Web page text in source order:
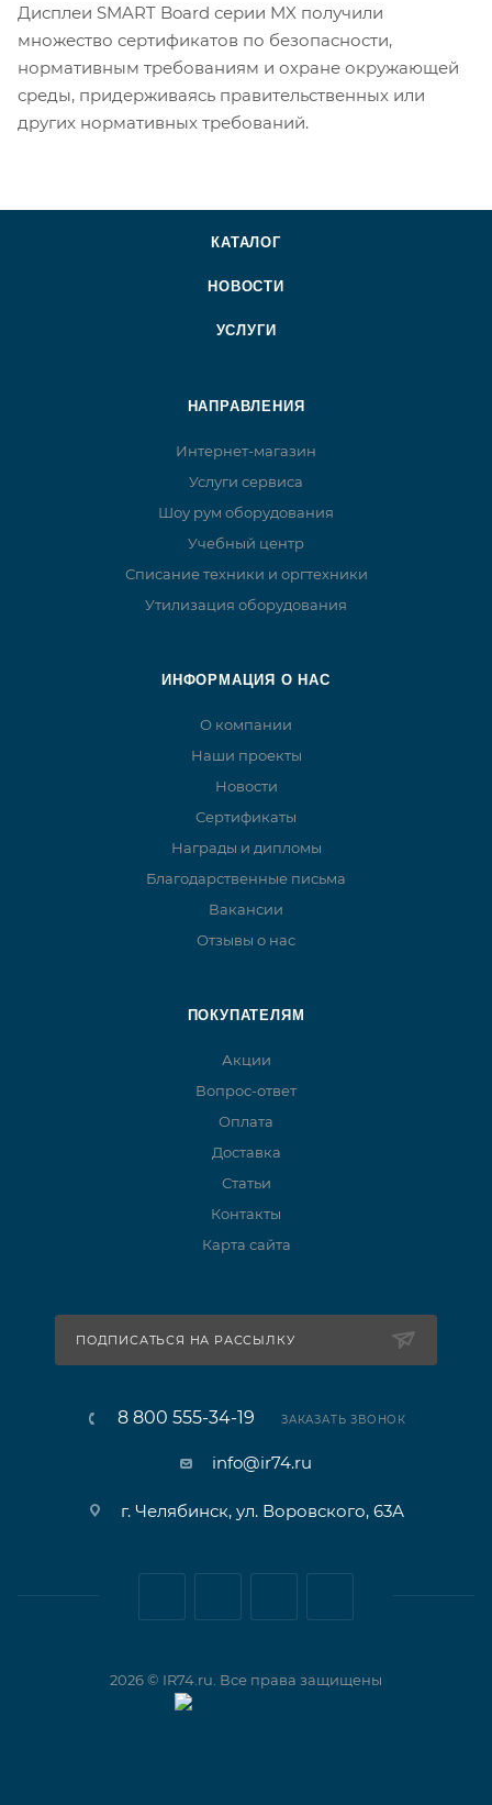
Дисплеи SMART Board серии MX получили
множество сертификатов по безопасности,
нормативным требованиям и охране окружающей
среды, придерживаясь правительственных или
других нормативных требований.
КАТАЛОГ
НОВОСТИ
УСЛУГИ
НАПРАВЛЕНИЯ
Интернет-магазин
Услуги сервиса
Шоу рум оборудования
Учебный центр
Списание техники и оргтехники
Утилизация оборудования
ИНФОРМАЦИЯ О НАС
О компании
Наши проекты
Новости
Сертификаты
Награды и дипломы
Благодарственные письма
Вакансии
Отзывы о нас
ПОКУПАТЕЛЯМ
Акции
Вопрос-ответ
Оплата
Доставка
Статьи
Контакты
Карта сайта
ПОДПИСАТЬСЯ НА РАССЫЛКУ
8 800 555-34-19 ЗАКАЗАТЬ ЗВОНОК
info@ir74.ru
г. Челябинск, ул. Воровского, 63А
2026 © IR74.ru. Все права защищены